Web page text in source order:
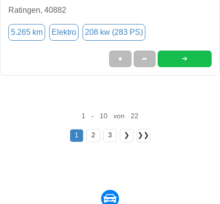
Ratingen, 40882
5.265 km Elektro 208 kw (283 PS)
★ ➦ ➜
1 - 10 von 22
1 2 3 ❯ ❯❯